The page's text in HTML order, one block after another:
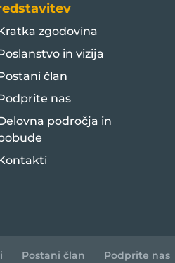
zgodovina
in vizija
član
nas
področja in
Postani član Podprite nas